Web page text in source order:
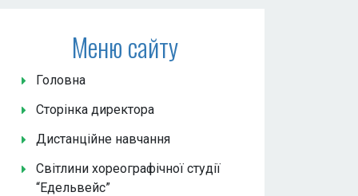
Меню сайту
Головна
Сторінка директора
Дистанційне навчання
Світлини хореографічної студії
“Едельвейс”